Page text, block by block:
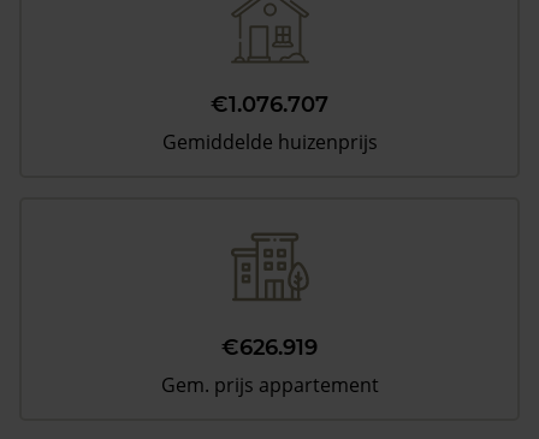
€1.076.707
Gemiddelde huizenprijs
€626.919
Gem. prijs appartement